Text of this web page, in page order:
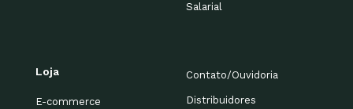
Salarial
Loja
E-commerce
Contato/Ouvidoria
Distribuidores